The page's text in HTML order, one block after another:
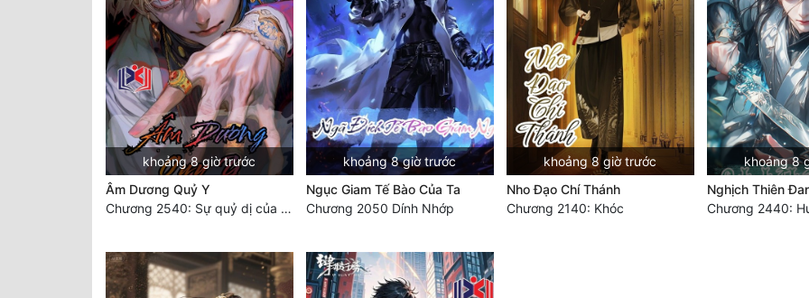
khoảng 8 giờ trước
Âm Dương Quỷ Y
Chương 2540: Sự quỷ dị của Lý Trường Phong
khoảng 8 giờ trước
Ngục Giam Tế Bào Của Ta
Chương 2050 Dính Nhớp
khoảng 8 giờ trước
Nho Đạo Chí Thánh
Chương 2140: Khóc
khoảng 8
Nghịch Thiên
Chương 2440: